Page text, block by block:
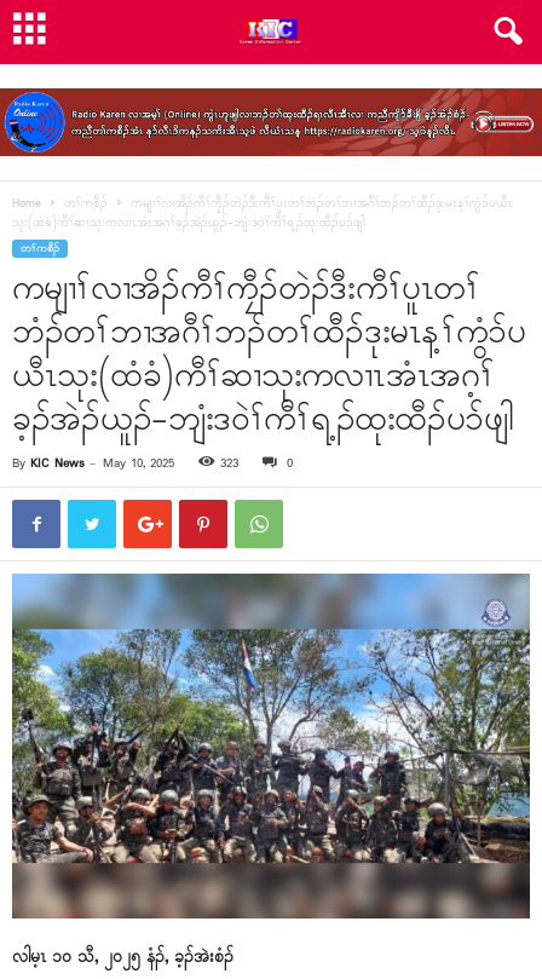
Home တၢ်ကစီၣ်
ကမျၢၢ်လၢအိၣ်ကီၢ်ကၠီၣ်တဲၣ်ဒီးကီၢ်ပူၤတၢ်ဘံၣ်တၢ်ဘၢအဂီၢ်ဘၣ်တၢ်ထီၣ်ဒုးမၤန့ၢ်ကွံၥ်ပယီၤ
သုး(ထံခံ)ကီၢ်ဆၢသုးကလၢၤအံၤအဂ့ၢ်ခ့ၣ်အဲၣ်ယူၣ်-ဘျံးဒဝဲၢ်ကီၢ်ရ့ၣ်ထုးထီၣ်ပၥ်ဖျါ
တၢ်ကစီၣ်
ကမျၢၢ်လၢအိၣ်ကီၢ်ကၠီၣ်တဲၣ်ဒီးကီၢ်ပူၤတၢ်
ဘံၣ်တၢ်ဘၢအဂီၢ်ဘၣ်တၢ်ထီၣ်ဒုးမၤန့ၢ်ကွံၥ်ပ
ယီၤသုး(ထံခံ)ကီၢ်ဆၢသုးကလၢၤအံၤအဂ့ၢ်
ခ့ၣ်အဲၣ်ယူၣ်-ဘျံးဒဝဲၢ်ကီၢ်ရ့ၣ်ထုးထီၣ်ပၥ်ဖျါ
By KIC News - May 10, 2025 323 0
လါမ့ၤ ၁၀ သီ, ၂၀၂၅ နံၣ်, ခ့ၣ်အဲးစံၣ်